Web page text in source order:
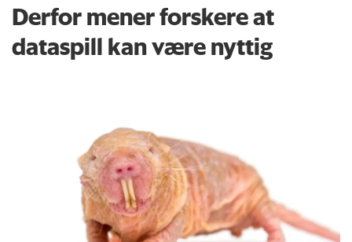
Derfor mener forskere at
dataspill kan være nyttig